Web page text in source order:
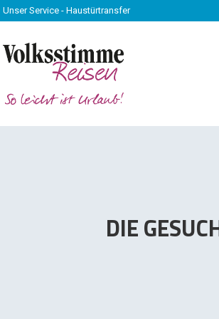
- Haustürtransfer
Unser Service - Haustürtransfer
DIE